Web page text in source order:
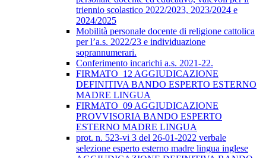
triennio scolastico 2022/2023, 2023/2024 e
2024/2025
Mobilità personale docente di religione cattolica
per l’a.s. 2022/23 e individuazione
soprannumerari.
Conferimento incarichi a.s. 2021-22.
FIRMATO_12 AGGIUDICAZIONE
DEFINITIVA BANDO ESPERTO ESTERNO
MADRE LINGUA
FIRMATO_09 AGGIUDICAZIONE
PROVVISORIA BANDO ESPERTO
ESTERNO MADRE LINGUA
prot. n. 523-vi 3 del 26-01-2022 verbale
selezione esperto esterno madre lingua inglese